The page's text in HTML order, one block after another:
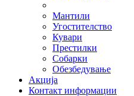
Мантили
Угостителство
Кувари
Престилки
Собарки
Обезбедување
Акција
Контакт информации